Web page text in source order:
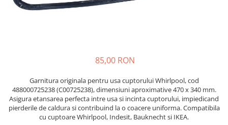
Accesorii Piese Espressoare
Accesorii Piese Cuptoare
Microunde
Accesorii Piese Aparate Cosmetice
Accesorii Piese Masini Spalat Vase
85,00 RON
Garnitura originala pentru usa cuptorului Whirlpool, cod
488000725238 (C00725238), dimensiuni aproximative 470 x 340 mm.
Asigura etansarea perfecta intre usa si incinta cuptorului, impiedicand
pierderile de caldura si contribuind la o coacere uniforma. Compatibila
cu cuptoare Whirlpool, Indesit, Bauknecht si IKEA.